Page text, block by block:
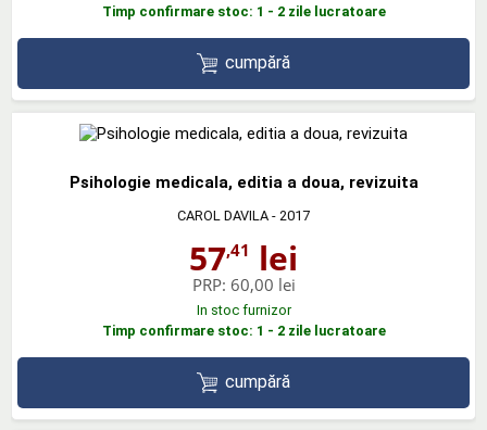
Timp confirmare stoc: 1 - 2 zile lucratoare
cumpără
Psihologie medicala, editia a doua, revizuita
CAROL DAVILA - 2017
57,41 lei
PRP: 60,00 lei
In stoc furnizor
Timp confirmare stoc: 1 - 2 zile lucratoare
cumpără